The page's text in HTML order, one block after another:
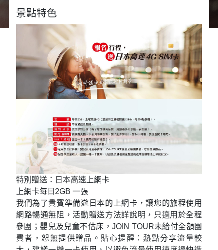
景點特色
特別贈送：日本高速上網卡
上網卡每日2GB 一張
我們為了貴賓準備遊日本的上網卡，讓您的旅程使用
網路暢通無阻，活動贈送方法詳說明，只適用於全程
參團；嬰兒及兒童不估床，JOIN TOUR未給付全額團
費者，恕無提供贈品。貼心提醒：熱點分享流量較